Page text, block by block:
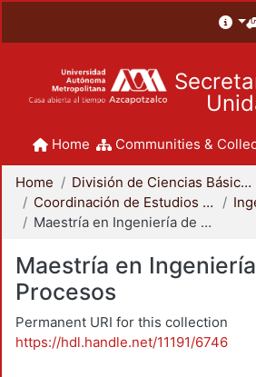
Home Communities &
Home
División de Ciencias Básicas e Ingeniería
Coordinación de Estudios de Posgrado - CBI
Maestría en Ingeniería de Procesos
Maestría en
Procesos
Permanent URI for this collection
https://hdl.handle.net/11191/6746